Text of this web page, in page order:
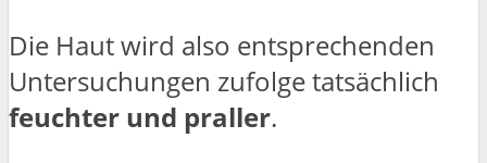
Die Haut wird also entsprechenden
Untersuchungen zufolge tatsächlich
feuchter und praller.